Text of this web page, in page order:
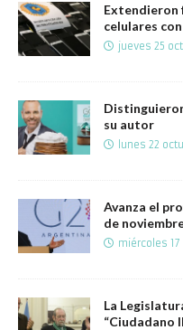
Extendieron
celulares
jueves 25
su autor
lunes 22
Avanza el
de
miércoles
La
“Ciudadano